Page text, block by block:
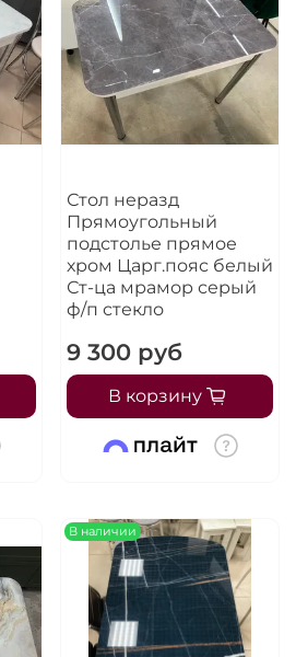
Стол неразд
Прямоугольный
подстолье прямое
хром Царг.пояс белый
Ст-ца мрамор серый
ф/п стекло
9 300 руб
В корзину
В наличии